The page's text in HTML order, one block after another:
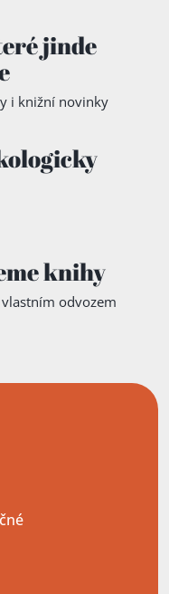
jinde
i knižní novinky
knihy
odvozem